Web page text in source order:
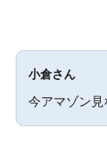
小倉さん
今アマゾン